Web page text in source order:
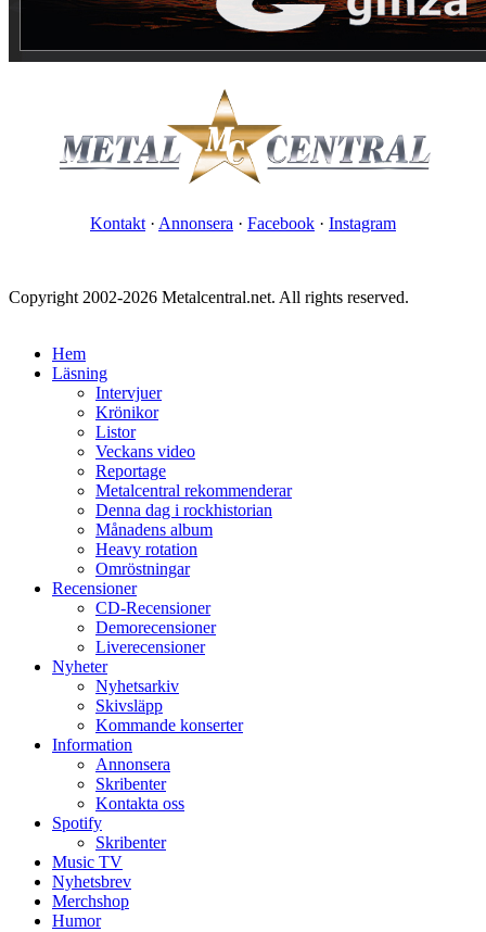
Kontakt · Annonsera · Facebook · Instagram
Copyright 2002-2026 Metalcentral.net. All rights reserved.
Hem
Läsning
Intervjuer
Krönikor
Listor
Veckans video
Reportage
Metalcentral rekommenderar
Denna dag i rockhistorian
Månadens album
Heavy rotation
Omröstningar
Recensioner
CD-Recensioner
Demorecensioner
Liverecensioner
Nyheter
Nyhetsarkiv
Skivsläpp
Kommande konserter
Information
Annonsera
Skribenter
Kontakta oss
Spotify
Skribenter
Music TV
Nyhetsbrev
Merchshop
Humor